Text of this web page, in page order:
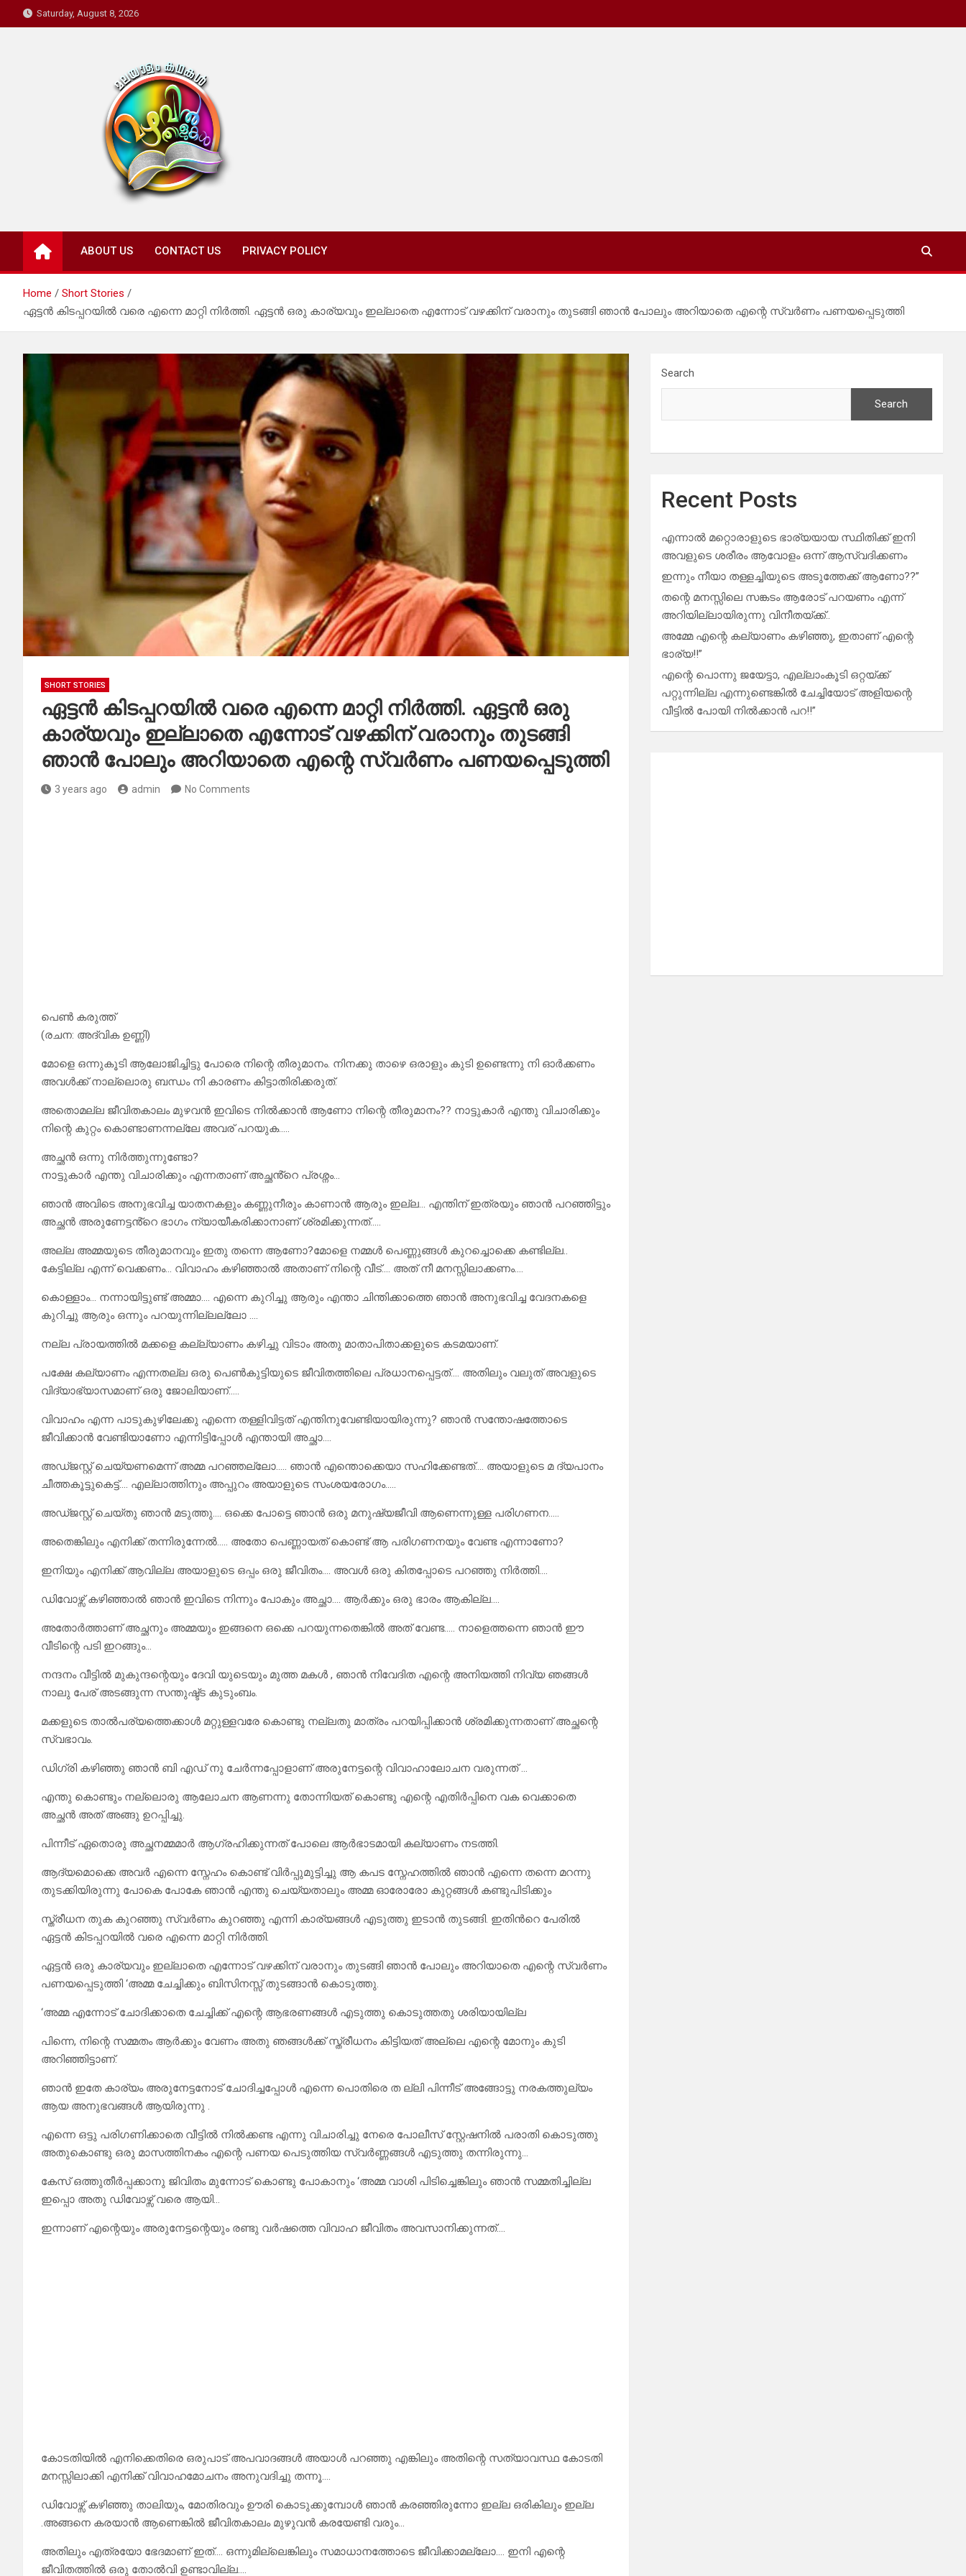
to
Saturday, August 8, 2026
Mazhavil Thalukal
ABOUT US CONTACT US PRIVACY POLICY
Home
Short Stories
ഏട്ടൻ കിടപ്പറയിൽ വരെ എന്നെ മാറ്റി നിർത്തി. ഏട്ടൻ ഒരു കാര്യവും ഇല്ലാതെ എന്നോട് വഴക്കിന്‌ വരാനും തുടങ്ങി ഞാൻ പോലും അറിയാതെ എന്റെ സ്വർണം പണയപ്പെടുത്തി
SHORT STORIES
ഏട്ടൻ കിടപ്പറയിൽ വരെ എന്നെ മാറ്റി നിർത്തി. ഏട്ടൻ ഒരു
കാര്യവും ഇല്ലാതെ എന്നോട് വഴക്കിന്‌ വരാനും തുടങ്ങി
ഞാൻ പോലും അറിയാതെ എന്റെ സ്വർണം പണയപ്പെടുത്തി
3 years ago admin No Comments
പെൺ കരുത്ത്‌
(രചന: അദ്വിക ഉണ്ണി)
മോളെ ഒന്നുകൂടി ആലോജിച്ചിട്ടു പോരെ നിന്റെ തീരുമാനം. നിനക്കു താഴെ ഒരാളും കുടി ഉണ്ടെന്നു നി ഓർക്കണം
അവൾക്ക് നാല്ലൊരു ബന്ധം നി കാരണം കിട്ടാതിരിക്കരുത്.
അതൊമല്ല ജീവിതകാലം മുഴവൻ ഇവിടെ നിൽക്കാൻ ആണോ നിന്റെ തീരുമാനം?? നാട്ടുകാർ എന്തു വിചാരിക്കും
നിന്റെ കുറ്റം കൊണ്ടാണന്നല്ലേ അവര് പറയുക…..
അച്ഛൻ ഒന്നു നിർത്തുന്നുണ്ടോ?
നാട്ടുകാർ എന്തു വിചാരിക്കും എന്നതാണ് അച്ഛൻ്റെ പ്രശ്നം…
ഞാൻ അവിടെ അനുഭവിച്ച യാതനകളും കണ്ണുനീരും കാണാൻ ആരും ഇല്ല… എന്തിന് ഇത്രയും ഞാൻ പറഞ്ഞിട്ടും
അച്ഛൻ അരുണേട്ടൻ്റെ ഭാഗം ന്യായീകരിക്കാനാണ് ശ്രമിക്കുന്നത്…..
അല്ല അമ്മയുടെ തീരുമാനവും ഇതു തന്നെ ആണോ?മോളെ നമ്മൾ പെണ്ണുങ്ങൾ കുറച്ചൊക്കെ കണ്ടില്ല..
കേട്ടില്ല എന്ന് വെക്കണം… വിവാഹം കഴിഞ്ഞാൽ അതാണ് നിന്റെ വീട്…. അത് നീ മനസ്സിലാക്കണം….
കൊള്ളാം… നന്നായിട്ടുണ്ട് അമ്മാ…. എന്നെ കുറിച്ചു ആരും എന്താ ചിന്തിക്കാത്തെ ഞാൻ അനുഭവിച്ച വേദനകളെ
കുറിച്ചു ആരും ഒന്നും പറയുന്നില്ലല്ലോ ….
നല്ല പ്രായത്തിൽ മക്കളെ കല്ല്യാണം കഴിച്ചു വിടാം അതു മാതാപിതാക്കളുടെ കടമയാണ്.
പക്ഷേ കല്യാണം എന്നതല്ല ഒരു പെൺകുട്ടിയുടെ ജീവിതത്തിലെ പ്രധാനപ്പെട്ടത്…. അതിലും വലുത് അവളുടെ
വിദ്യാഭ്യാസമാണ് ഒരു ജോലിയാണ്…..
വിവാഹം എന്ന പാടുകുഴിലേക്കു എന്നെ തള്ളിവിട്ടത് എന്തിനുവേണ്ടിയായിരുന്നു? ഞാൻ സന്തോഷത്തോടെ
ജീവിക്കാൻ വേണ്ടിയാണോ എന്നിട്ടിപ്പോൾ എന്തായി അച്ഛാ….
അഡ്ജസ്റ്റ് ചെയ്യണമെന്ന് അമ്മ പറഞ്ഞല്ലോ….. ഞാൻ എന്തൊക്കെയാ സഹിക്കേണ്ടത്…. അയാളുടെ മ ദ്യപാനം
ചീത്തകൂട്ടുകെട്ട്…. എല്ലാത്തിനും അപ്പുറം അയാളുടെ സംശയരോഗം…..
അഡ്ജസ്റ്റ് ചെയ്തു ഞാൻ മടുത്തു…. ഒക്കെ പോട്ടെ ഞാൻ ഒരു മനുഷ്യജീവി ആണെന്നുള്ള പരിഗണന…..
അതെങ്കിലും എനിക്ക് തന്നിരുന്നേൽ….. അതോ പെണ്ണായത് കൊണ്ട് ആ പരിഗണനയും വേണ്ട എന്നാണോ?
ഇനിയും എനിക്ക് ആവില്ല അയാളുടെ ഒപ്പം ഒരു ജീവിതം…. അവൾ ഒരു കിതപ്പോടെ പറഞ്ഞു നിർത്തി….
ഡിവോഴ്സ് കഴിഞ്ഞാൽ ഞാൻ ഇവിടെ നിന്നും പോകും അച്ഛാ…. ആർക്കും ഒരു ഭാരം ആകില്ല….
അതോർത്താണ് അച്ഛനും അമ്മയും ഇങ്ങനെ ഒക്കെ പറയുന്നതെങ്കിൽ അത് വേണ്ട….. നാളെത്തന്നെ ഞാൻ ഈ
വീടിന്റെ പടി ഇറങ്ങും…
നന്ദനം വീട്ടിൽ മുകുന്ദന്റെയും ദേവി യുടെയും മുത്ത മകൾ , ഞാൻ നിവേദിത എന്റെ അനിയത്തി നിവ്യ ഞങ്ങൾ
നാലു പേര് അടങ്ങുന്ന സന്തുഷ്ട്ട കുടുംബം.
മക്കളുടെ താൽപര്യത്തെക്കാൾ മറ്റുള്ളവരേ കൊണ്ടു നല്ലതു മാത്രം പറയിപ്പിക്കാൻ ശ്രമിക്കുന്നതാണ് അച്ഛന്റെ
സ്വഭാവം.
ഡിഗ്രി കഴിഞ്ഞു ഞാൻ ബി എഡ് നു ചേർന്നപ്പോളാണ് അരുനേട്ടന്റെ വിവാഹാലോചന വരുന്നത് …
എന്തു കൊണ്ടും നല്ലൊരു ആലോചന ആണന്നു തോന്നിയത് കൊണ്ടു എന്റെ എതിർപ്പിനെ വക വെക്കാതെ
അച്ഛൻ അത് അങ്ങു ഉറപ്പിച്ചു.
പിന്നീട് ഏതൊരു അച്ഛനമ്മമാർ ആഗ്രഹിക്കുന്നത് പോലെ ആർഭാടമായി കല്യാണം നടത്തി.
ആദ്യമൊക്കെ അവർ എന്നെ സ്നേഹം കൊണ്ട് വിർപ്പുമുട്ടിച്ചു ആ കപട സ്നേഹത്തിൽ ഞാൻ എന്നെ തന്നെ മറന്നു
തുടക്കിയിരുന്നു പോകെ പോകേ ഞാൻ എന്തു ചെയ്യതാലും അമ്മ ഓരോരോ കുറ്റങ്ങൾ കണ്ടുപിടിക്കും
സ്ത്രീധന തുക കുറഞ്ഞു സ്വർണം കുറഞ്ഞു എന്നി കാര്യങ്ങൾ എടുത്തു ഇടാൻ തുടങ്ങി. ഇതിൻറെ പേരിൽ
ഏട്ടൻ കിടപ്പറയിൽ വരെ എന്നെ മാറ്റി നിർത്തി.
ഏട്ടൻ ഒരു കാര്യവും ഇല്ലാതെ എന്നോട് വഴക്കിന്‌ വരാനും തുടങ്ങി ഞാൻ പോലും അറിയാതെ എന്റെ സ്വർണം
പണയപ്പെടുത്തി ‘അമ്മ ചേച്ചിക്കും ബിസിനസ്സ് തുടങ്ങാൻ കൊടുത്തു.
‘അമ്മ എന്നോട് ചോദിക്കാതെ ചേച്ചിക്ക്‌ എന്റെ ആഭരണങ്ങൾ എടുത്തു കൊടുത്തതു ശരിയായില്ല
പിന്നെ, നിന്റെ സമ്മതം ആർക്കും വേണം അതു ഞങ്ങൾക്ക് സ്ത്രീധനം കിട്ടിയത് അല്ലെ എന്റെ മോനും കുടി
അറിഞ്ഞിട്ടാണ്.
ഞാൻ ഇതേ കാര്യം അരുനേട്ടനോട് ചോദിച്ചപ്പോൾ എന്നെ പൊതിരെ ത ല്ലി പിന്നീട് അങ്ങോട്ടു നരകത്തുല്യം
ആയ അനുഭവങ്ങൾ ആയിരുന്നു .
എന്നെ ഒട്ടു പരിഗണിക്കാതെ വീട്ടിൽ നിൽക്കണ്ട എന്നു വിചാരിച്ചു നേരെ പോലീസ് സ്റ്റേഷനിൽ പരാതി കൊടുത്തു
അതുകൊണ്ടു ഒരു മാസത്തിനകം എന്റെ പണയ പെടുത്തിയ സ്വർണ്ണങ്ങൾ എടുത്തു തന്നിരുന്നു…
കേസ് ഒത്തുതീർപ്പക്കാനു ജിവിതം മുന്നോട് കൊണ്ടു പോകാനും ‘അമ്മ വാശി പിടിച്ചെങ്കിലും ഞാൻ സമ്മതിച്ചില്ല
ഇപ്പൊ അതു ഡിവോഴ്സ് വരെ ആയി…
ഇന്നാണ് എന്റെയും അരുനേട്ടന്റെയും രണ്ടു വർഷത്തെ വിവാഹ ജീവിതം അവസാനിക്കുന്നത്….
കോടതിയിൽ എനിക്കെതിരെ ഒരുപാട് അപവാദങ്ങൾ അയാൾ പറഞ്ഞു എങ്കിലും അതിന്റെ സത്യാവസ്ഥ കോടതി
മനസ്സിലാക്കി എനിക്ക് വിവാഹമോചനം അനുവദിച്ചു തന്നൂ….
ഡിവോഴ്സ് കഴിഞ്ഞു താലിയും, മോതിരവും ഊരി കൊടുക്കുമ്പോൾ ഞാൻ കരഞ്ഞിരുന്നോ ഇല്ല ഒരികിലും ഇല്ല
.അങ്ങനെ കരയാൻ ആണെങ്കിൽ ജീവിതകാലം മുഴുവൻ കരയേണ്ടി വരും…
അതിലും എത്രയോ ഭേദമാണ് ഇത്…. ഒന്നുമില്ലെങ്കിലും സമാധാനത്തോടെ ജീവിക്കാമല്ലോ…. ഇനി എന്റെ
ജീവിതത്തിൽ ഒരു തോൽവി ഉണ്ടാവില്ല….
Search
Search
Recent Posts
എന്നാൽ മറ്റൊരാളുടെ ഭാര്യയായ സ്ഥിതിക്ക് ഇനി
അവളുടെ ശരീരം ആവോളം ഒന്ന് ആസ്വദിക്കണം
ഇന്നും നീയാ തള്ളച്ചിയുടെ അടുത്തേക്ക് ആണോ??”
തന്റെ മനസ്സിലെ സങ്കടം ആരോട് പറയണം എന്ന്
അറിയില്ലായിരുന്നു വിനീതയ്ക്ക്..
അമ്മേ എന്റെ കല്യാണം കഴിഞ്ഞു, ഇതാണ് എന്റെ
ഭാര്യ!!”
എന്റെ പൊന്നു ജയേട്ടാ, എല്ലാംകൂടി ഒറ്റയ്ക്ക്
പറ്റുന്നില്ല എന്നുണ്ടെങ്കിൽ ചേച്ചിയോട് അളിയന്റെ
വീട്ടിൽ പോയി നിൽക്കാൻ പറ!!”